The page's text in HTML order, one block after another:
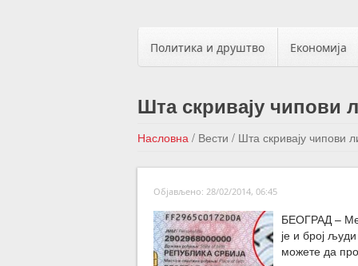
Политика и друштво Економија
Шта скривају чипови
Насловна / Вести / Шта скривају чипови
Објављено: 28/02/2014, 06:45
БЕОГРАД –
је и број
можете да